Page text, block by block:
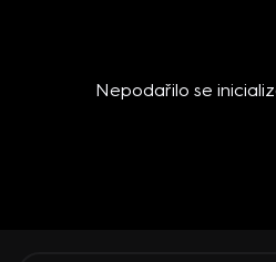
Nepodařilo se